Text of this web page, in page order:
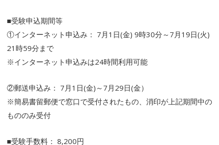
■受験申込期間等
①インターネット申込み： 7月1日(金) 9時30分～7月19日(火)
21時59分まで
※インターネット申込みは24時間利用可能
②郵送申込み： 7月1日(金)～7月29日(金）
※簡易書留郵便で窓口で受付されたもの、消印が上記期間中の
もののみ受付
■受験手数料： 8,200円